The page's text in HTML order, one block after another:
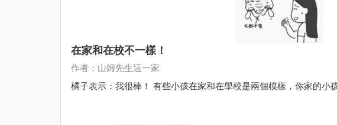
在家和在校不一樣！
作者：山姆先生這一家